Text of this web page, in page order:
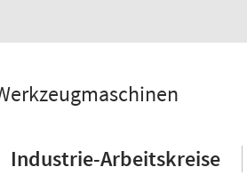
Industrie-Arbeitskreise